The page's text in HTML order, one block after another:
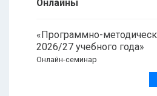
Онлайны
«Программно-
2026/27 учебного года»
Онлайн-семинар